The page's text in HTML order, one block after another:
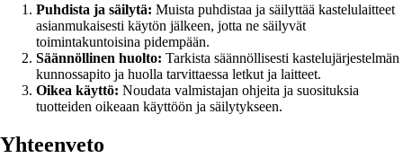
Puhdista ja säilytä: Muista puhdistaa ja säilyttää kastelulaitteet
asianmukaisesti käytön jälkeen, jotta ne säilyvät
toimintakuntoisina pidempään.
Säännöllinen huolto: Tarkista säännöllisesti kastelujärjestelmän
kunnossapito ja huolla tarvittaessa letkut ja laitteet.
Oikea käyttö: Noudata valmistajan ohjeita ja suosituksia
tuotteiden oikeaan käyttöön ja säilytykseen.
Yhteenveto